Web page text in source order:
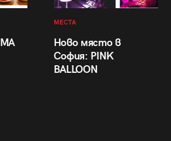
МЕСТА
Ново място в
София: PINK
BALLOON